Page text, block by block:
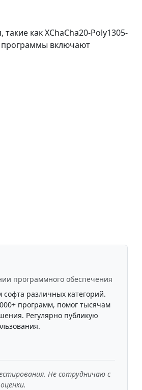
как XChaCha20-Poly1305-
программы включают
программного обеспечения
софта различных категорий.
программ, помог тысячам
Регулярно публикую
Не сотрудничаю с